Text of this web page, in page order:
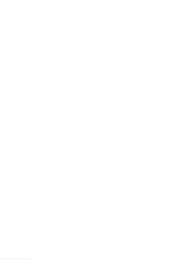
via X - U verlaat
via Facebook - U
via e-mail
via LinkedIn - U